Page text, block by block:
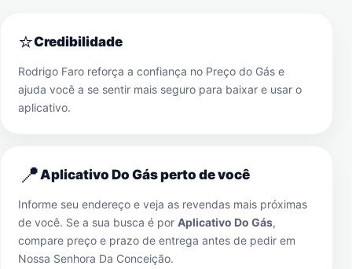
⭐Credibilidade
Rodrigo Faro reforça a confiança no Preço do Gás e
ajuda você a se sentir mais seguro para baixar e usar o
aplicativo.
📍Aplicativo Do Gás perto de você
Informe seu endereço e veja as revendas mais próximas
de você. Se a sua busca é por Aplicativo Do Gás,
compare preço e prazo de entrega antes de pedir em
Nossa Senhora Da Conceição.